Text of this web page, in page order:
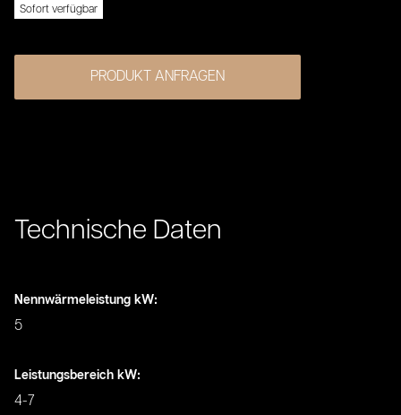
Sofort verfügbar
Produktbeschreibung
PRODUKT ANFRAGEN
Technische Daten
Nennwärmeleistung kW:
5
Leistungsbereich kW:
4-7